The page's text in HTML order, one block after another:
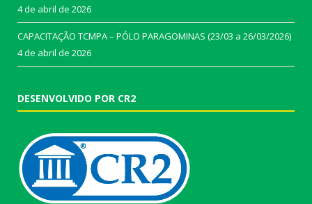
4 de abril de 2026
CAPACITAÇÃO TCMPA – PÓLO PARAGOMINAS (23/03 a 26/03/2026)
4 de abril de 2026
DESENVOLVIDO POR CR2